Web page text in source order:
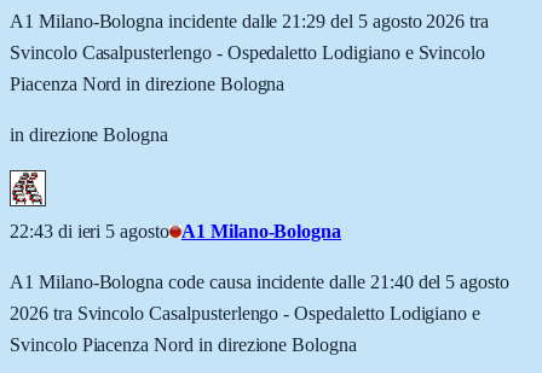
A1 Milano-Bologna incidente dalle 21:29 del 5 agosto 2026 tra
Svincolo Casalpusterlengo - Ospedaletto Lodigiano e Svincolo
Piacenza Nord in direzione Bologna
in direzione Bologna
22:43 di ieri 5 agosto A1 Milano-Bologna
A1 Milano-Bologna code causa incidente dalle 21:40 del 5 agosto
2026 tra Svincolo Casalpusterlengo - Ospedaletto Lodigiano e
Svincolo Piacenza Nord in direzione Bologna